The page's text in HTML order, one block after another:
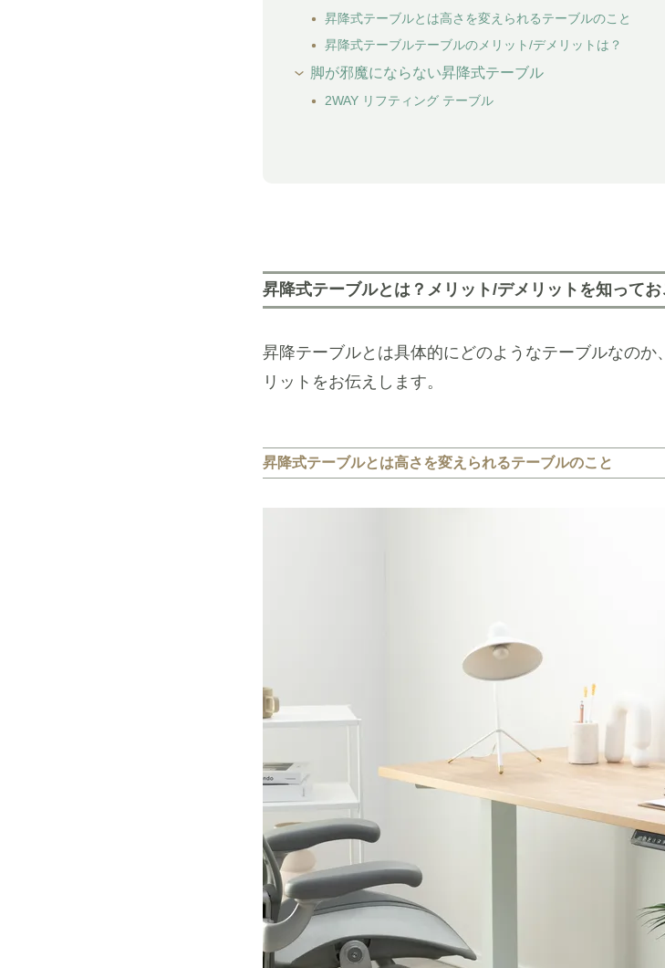
昇降式テーブルとは高さを変えられるテーブルのこと
昇降式テーブルテーブルのメリット/デメリットは？
脚が邪魔にならない昇降式テーブル
2WAY リフティング テーブル
昇降式テーブルとは？メリット/デメリットを知ってお
昇降テーブルとは具体的にどのようなテーブルなの
リットをお伝えします。
昇降式テーブルとは高さを変えられるテーブルのこと